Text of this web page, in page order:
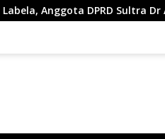
Sultra Dr Ardin Akan